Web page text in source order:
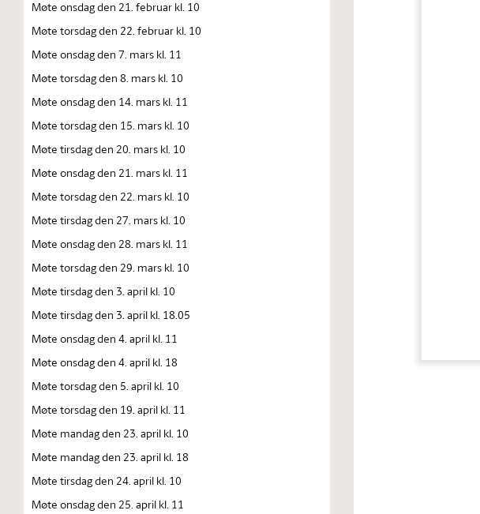
Møte onsdag den 21. februar kl. 10
Møte torsdag den 22. februar kl. 10
Møte onsdag den 7. mars kl. 11
Møte torsdag den 8. mars kl. 10
Møte onsdag den 14. mars kl. 11
Møte torsdag den 15. mars kl. 10
Møte tirsdag den 20. mars kl. 10
Møte onsdag den 21. mars kl. 11
Møte torsdag den 22. mars kl. 10
Møte tirsdag den 27. mars kl. 10
Møte onsdag den 28. mars kl. 11
Møte torsdag den 29. mars kl. 10
Møte tirsdag den 3. april kl. 10
Møte tirsdag den 3. april kl. 18.05
Møte onsdag den 4. april kl. 11
Møte onsdag den 4. april kl. 18
Møte torsdag den 5. april kl. 10
Møte torsdag den 19. april kl. 11
Møte mandag den 23. april kl. 10
Møte mandag den 23. april kl. 18
Møte tirsdag den 24. april kl. 10
Møte onsdag den 25. april kl. 11